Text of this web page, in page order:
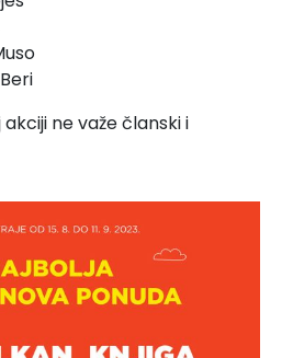
ne važe članski i